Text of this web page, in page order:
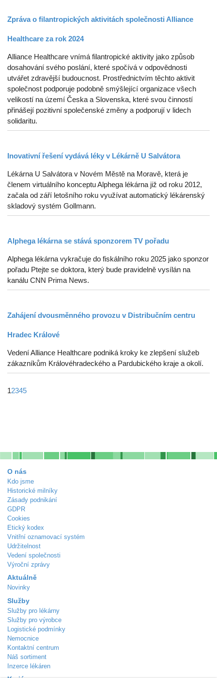
Zpráva o filantropických aktivitách společnosti Alliance
Healthcare za rok 2024
Alliance Healthcare vnímá filantropické aktivity jako způsob
dosahování svého poslání, které spočívá v odpovědnosti
utvářet zdravější budoucnost. Prostřednictvím těchto aktivit
společnost podporuje podobně smýšlející organizace všech
velikostí na území Česka a Slovenska, které svou činností
přinášejí pozitivní společenské změny a podporují v lidech
solidaritu.
Inovativní řešení vydává léky v Lékárně U Salvátora
Lékárna U Salvátora v Novém Městě na Moravě, která je
členem virtuálního konceptu Alphega lékárna již od roku 2012,
začala od září letošního roku využívat automatický lékárenský
skladový systém Gollmann.
Alphega lékárna se stává sponzorem TV pořadu
Alphega lékárna vykračuje do fiskálního roku 2025 jako sponzor
pořadu Ptejte se doktora, který bude pravidelně vysílán na
kanálu CNN Prima News.
Zahájení dvousměnného provozu v Distribučním centru
Hradec Králové
Vedení Alliance Healthcare podniká kroky ke zlepšení služeb
zákazníkům Královéhradeckého a Pardubického kraje a okolí.
12345
O nás
Kdo jsme
Historické milníky
Zásady podnikání
GDPR
Cookies
Etický kodex
Vnitřní oznamovací systém
Udržitelnost
Vedení společnosti
Výroční zprávy
Aktuálně
Novinky
Služby
Služby pro lékárny
Služby pro výrobce
Logistické podmínky
Nemocnice
Kontaktní centrum
Náš sortiment
Inzerce lékáren